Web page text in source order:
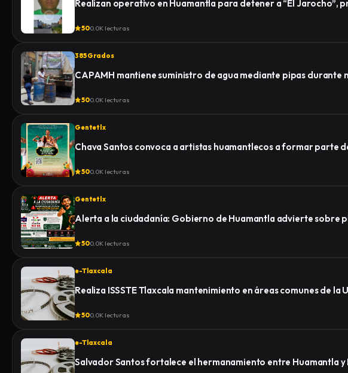
Realizan operativo en Huamantla para detener a “El Jarocho”,
500.0K lecturas
385 Grados
CAPAMH mantiene suministro de agua mediante pipas
500.0K lecturas
Gentetlx
Chava Santos convoca a artistas huamantlecos a formar parte
500.0K lecturas
Gentetlx
Alerta a la ciudadanía: Gobierno de Huamantla advierte
500.0K lecturas
e-Tlaxcala
Realiza ISSSTE Tlaxcala mantenimiento en áreas comunes de la
500.0K lecturas
e-Tlaxcala
Salvador Santos fortalece el hermanamiento entre Huamantla y